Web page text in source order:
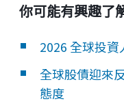
你可能有興趣了
2026 全球投資
全球股債迎來
態度